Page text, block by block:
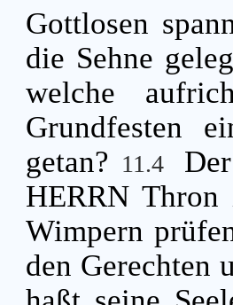
Gottlosen
die Sehne
welche
Grundfesten
getan? 11.4
HERRN Thron
Wimpern
den Gerechten